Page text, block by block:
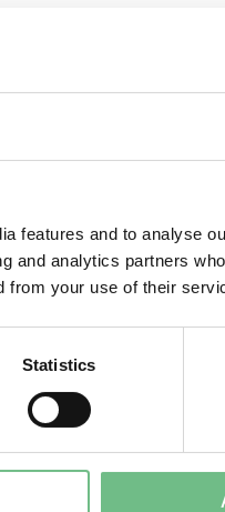
features and to analyse
and analytics partners
from your use of their
Statistics
skrivare för
inom
med målet att
stödjer främst
och förbättra